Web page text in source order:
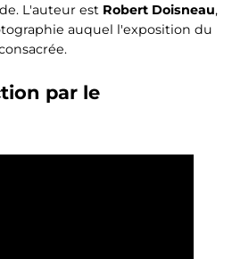
L'auteur est Robert Doisneau,
auquel l'exposition du
par le